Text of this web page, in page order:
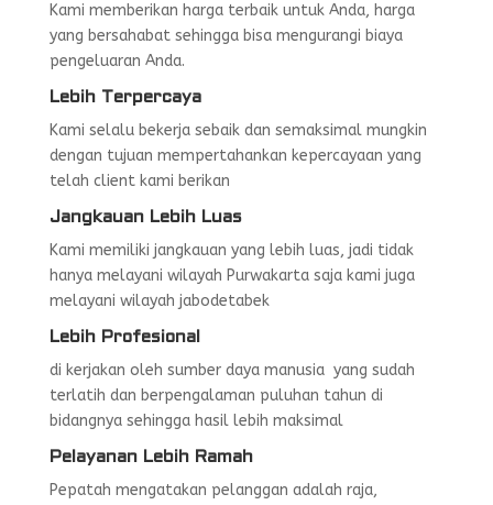
Kami memberikan harga terbaik untuk Anda, harga
yang bersahabat sehingga bisa mengurangi biaya
pengeluaran Anda.
Lebih Terpercaya
Kami selalu bekerja sebaik dan semaksimal mungkin
dengan tujuan mempertahankan kepercayaan yang
telah client kami berikan
Jangkauan Lebih Luas
Kami memiliki jangkauan yang lebih luas, jadi tidak
hanya melayani wilayah Purwakarta saja kami juga
melayani wilayah jabodetabek
Lebih Profesional
di kerjakan oleh sumber daya manusia yang sudah
terlatih dan berpengalaman puluhan tahun di
bidangnya sehingga hasil lebih maksimal
Pelayanan Lebih Ramah
Pepatah mengatakan pelanggan adalah raja,